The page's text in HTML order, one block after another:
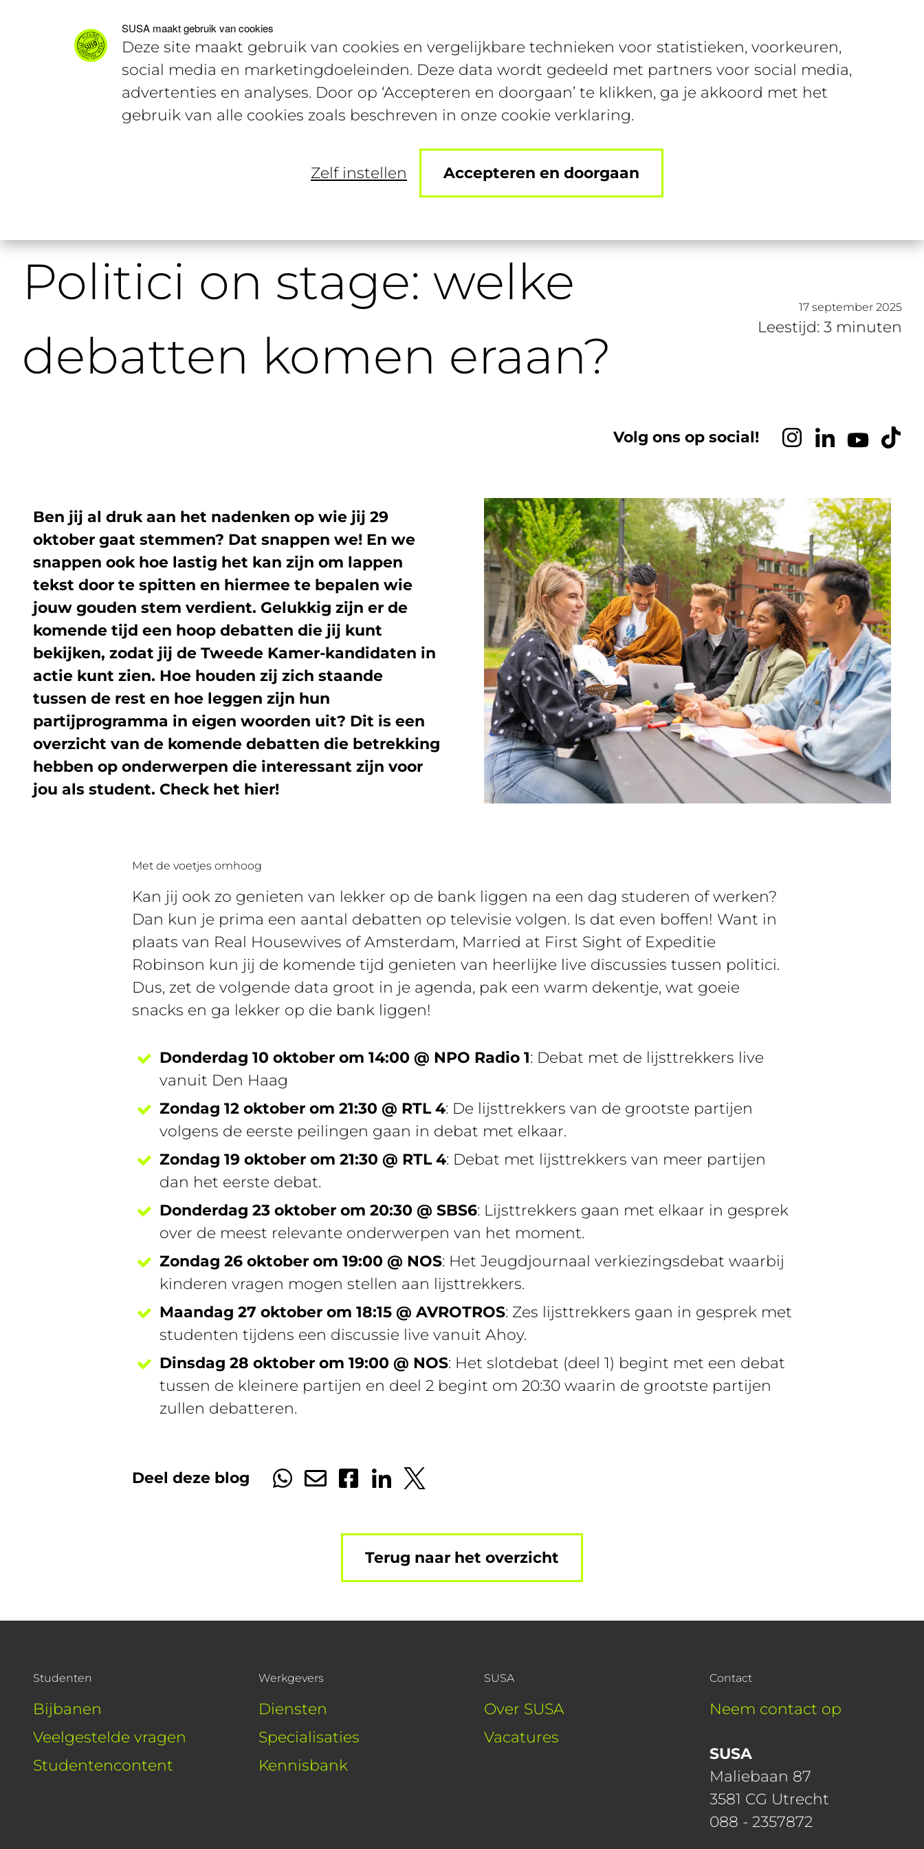
SUSA maakt gebruik van cookies
Deze site maakt gebruik van cookies en vergelijkbare technieken voor statistieken, voorkeuren,
social media en marketingdoeleinden. Deze data wordt gedeeld met partners voor social media,
advertenties en analyses. Door op ‘Accepteren en doorgaan’ te klikken, ga je akkoord met het
gebruik van alle cookies zoals beschreven in onze cookie verklaring.
Zelf instellen Accepteren en doorgaan
Bijbanen Studentencontent Join SUSA Login
Politici on stage: welke debatten komen eraan?
Politici on stage: welke
debatten komen eraan?
17 september 2025
Leestijd: 3 minuten
Volg ons op social!
Ben jij al druk aan het nadenken op wie jij 29
oktober gaat stemmen? Dat snappen we! En we
snappen ook hoe lastig het kan zijn om lappen
tekst door te spitten en hiermee te bepalen wie
jouw gouden stem verdient. Gelukkig zijn er de
komende tijd een hoop debatten die jij kunt
bekijken, zodat jij de Tweede Kamer-kandidaten in
actie kunt zien. Hoe houden zij zich staande
tussen de rest en hoe leggen zijn hun
partijprogramma in eigen woorden uit? Dit is een
overzicht van de komende debatten die betrekking
hebben op onderwerpen die interessant zijn voor
jou als student. Check het hier!
Met de voetjes omhoog
Kan jij ook zo genieten van lekker op de bank liggen na een dag studeren of werken?
Dan kun je prima een aantal debatten op televisie volgen. Is dat even boffen! Want in
plaats van Real Housewives of Amsterdam, Married at First Sight of Expeditie
Robinson kun jij de komende tijd genieten van heerlijke live discussies tussen politici.
Dus, zet de volgende data groot in je agenda, pak een warm dekentje, wat goeie
snacks en ga lekker op die bank liggen!
Donderdag 10 oktober om 14:00 @ NPO Radio 1: Debat met de lijsttrekkers live
vanuit Den Haag
Zondag 12 oktober om 21:30 @ RTL 4: De lijsttrekkers van de grootste partijen
volgens de eerste peilingen gaan in debat met elkaar.
Zondag 19 oktober om 21:30 @ RTL 4: Debat met lijsttrekkers van meer partijen
dan het eerste debat.
Donderdag 23 oktober om 20:30 @ SBS6: Lijsttrekkers gaan met elkaar in gesprek
over de meest relevante onderwerpen van het moment.
Zondag 26 oktober om 19:00 @ NOS: Het Jeugdjournaal verkiezingsdebat waarbij
kinderen vragen mogen stellen aan lijsttrekkers.
Maandag 27 oktober om 18:15 @ AVROTROS: Zes lijsttrekkers gaan in gesprek met
studenten tijdens een discussie live vanuit Ahoy.
Dinsdag 28 oktober om 19:00 @ NOS: Het slotdebat (deel 1) begint met een debat
tussen de kleinere partijen en deel 2 begint om 20:30 waarin de grootste partijen
zullen debatteren.
Deel deze blog
Terug naar het overzicht
Studenten
Bijbanen
Veelgestelde vragen
Studentencontent
Werkgevers
Diensten
Specialisaties
Kennisbank
SUSA
Over SUSA
Vacatures
Contact
Neem contact op
SUSA
Maliebaan 87
3581 CG Utrecht
088 - 2357872